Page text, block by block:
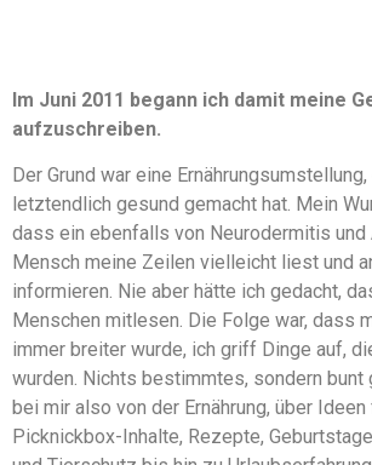
Im Juni 2011 begann ich damit meine
aufzuschreiben.
Der Grund war eine
letztendlich gesund gemacht hat. Mein
dass ein ebenfalls von Neurodermitis
Mensch meine Zeilen vielleicht liest und
informieren. Nie aber hätte ich gedacht,
Menschen mitlesen. Die Folge war, dass
immer breiter wurde, ich griff Dinge auf,
wurden. Nichts bestimmtes, sondern bunt
bei mir also von der Ernährung, über
Picknickbox-Inhalte, Rezepte,